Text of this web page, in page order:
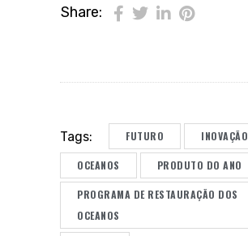
Share:
Tags: FUTURO INOVAÇÃO
OCEANOS PRODUTO DO ANO
PROGRAMA DE RESTAURAÇÃO DOS
OCEANOS